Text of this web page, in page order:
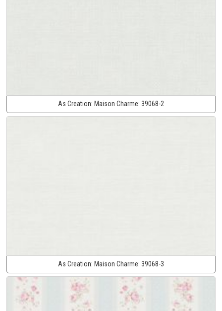
As Creation: Maison Charme: 39068-2
As Creation: Maison Charme: 39068-3